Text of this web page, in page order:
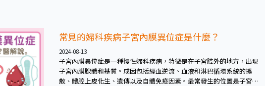
常見的婦科疾病子宮內膜異位症是什麼？
2024-08-13
子宮內膜異位症是一種慢性婦科疾病，特徵是在子宮腔外的地方，出現
子宮內膜腺體和基質。成因包括經血逆流、血液和淋巴循環系統的擴
散、體腔上皮化生、遺傳以及自體免疫因素。最常發生的位置是子宮、